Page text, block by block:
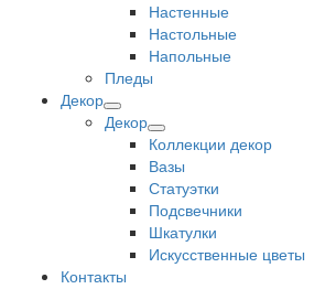
Настенные
Настольные
Напольные
Пледы
Декор
Декор
Коллекции декор
Вазы
Статуэтки
Подсвечники
Шкатулки
Искусственные цветы
Контакты